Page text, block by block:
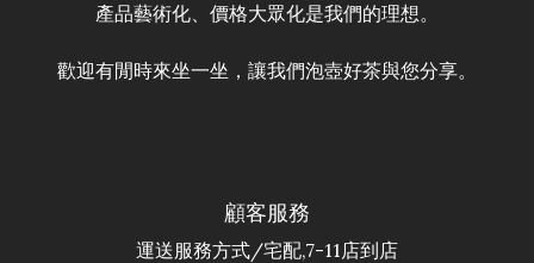
產品藝術化、價格大眾化是我們的理想。
歡迎有閒時來坐一坐，讓我們泡壺好茶與您分享。
顧客服務
運送服務方式/宅配,7-11店到店